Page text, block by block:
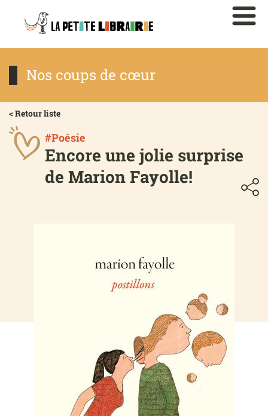
Nos coups de cœur
< Retour liste
#Poésie
Encore une jolie surprise
de Marion Fayolle!